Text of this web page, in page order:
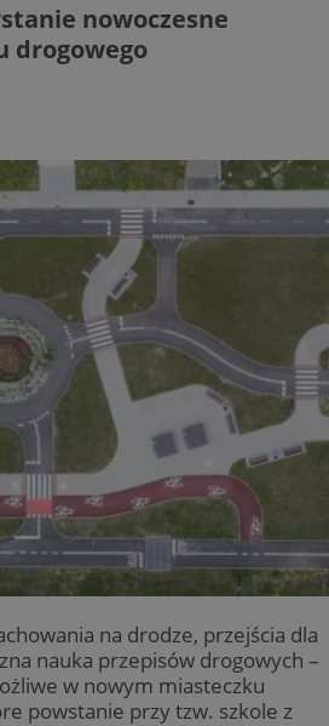
nowoczesne
drogowego
na drodze, przejścia dla
nauka przepisów drogowych –
w nowym miasteczku
powstanie przy tzw. szkole z